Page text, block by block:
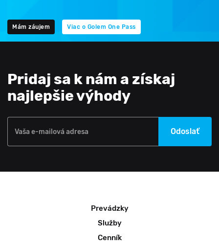
Mám záujem Viac o Golem One Pass
Pridaj sa k nám a získaj
najlepšie výhody
Vaša e-mailová adresa Odoslať
Prevádzky
Služby
Cenník